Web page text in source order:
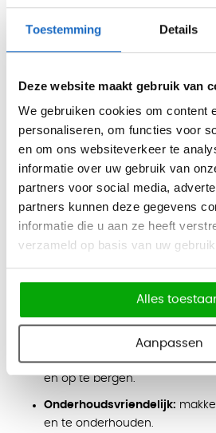
Toestemming Details
Deze website maakt gebruik van
We gebruiken cookies om content
personaliseren, om functies voor
en om ons websiteverkeer te
informatie over uw gebruik van
partners voor social media,
partners kunnen deze gegevens
informatie die u aan ze heeft
verzameld op basis van uw
Alles
Aanpassen
het verplaatsen en opbergen
onderhoudsvriendelijke materiaal
gemakkelijk schoon kunt houden,
kleuren, kunt u de Faro barkruk
persoonlijke stijl en de sfeer van uw
Belangrijke kenmerken:
Duurzaam materiaal:
versterkt polypropyleen met
Ergonomisch ontwerp:
Stapelbaar en lichtgewicht:
en op te bergen.
Onderhoudsvriendelijk:
en te onderhouden.